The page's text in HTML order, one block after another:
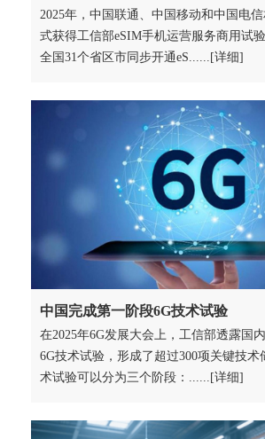
2025年，中国联通、中国移动和中国电
式获得工信部eSIM手机运营服务商用试
全国31个省区市同步开通eS......[详细]
中国完成第一阶段6G技术试验
在2025年6G发展大会上，工信部透露国
6G技术试验，形成了超过300项关键技术
术试验可以分为三个阶段：......[详细]